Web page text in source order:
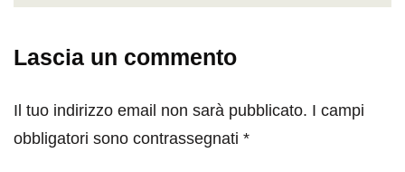
Lascia un commento
Il tuo indirizzo email non sarà pubblicato. I campi
obbligatori sono contrassegnati *